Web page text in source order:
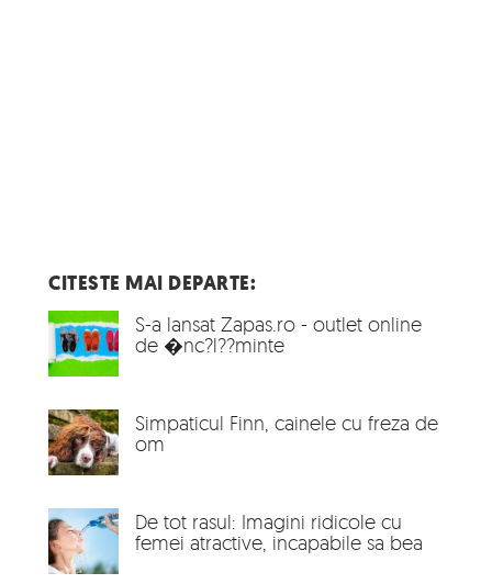
CITESTE MAI DEPARTE:
S-a lansat Zapas.ro - outlet online
de �nc?l??minte
Simpaticul Finn, cainele cu freza de
om
De tot rasul: Imagini ridicole cu
femei atractive, incapabile sa bea